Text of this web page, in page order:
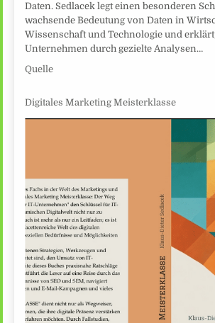
Daten. Sedlacek legt einen besonderen
wachsende Bedeutung von Daten in
Wissenschaft und Technologie und
Unternehmen durch gezielte Analysen…
Quelle
Digitales Marketing Meisterklasse